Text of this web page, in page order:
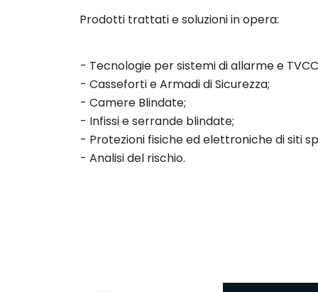
Prodotti trattati e soluzioni in opera:
- Tecnologie per sistemi di allarme e
- Casseforti e Armadi di Sicurezza;
- Camere Blindate;
- Infissi e serrande blindate;
- Protezioni fisiche ed elettroniche di siti
- Analisi del rischio.